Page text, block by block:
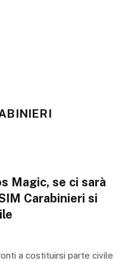
Magic, se ci sarà
Carabinieri si
a costituirsi parte civile